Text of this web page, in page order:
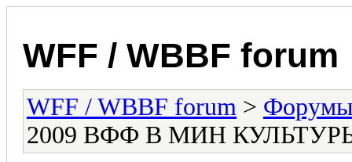
WFF / WBBF forum
WFF / WBBF forum > Форумы
2009 ВФФ В МИН